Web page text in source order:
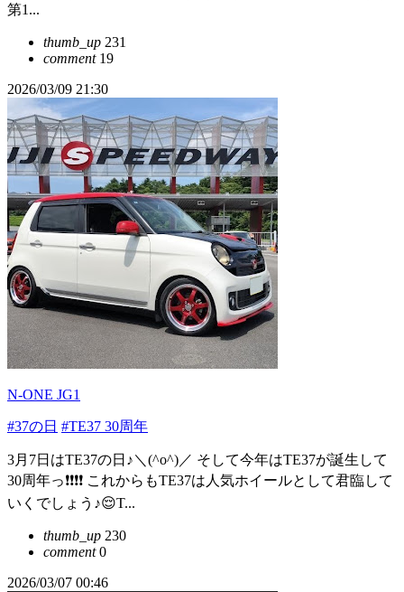
第1...
thumb_up 231
comment19
2026/03/09 21:30
N-ONE JG1
#37の日 #TE37 30周年
3月7日はTE37の日♪＼(^o^)／ そして今年はTE37が誕生して
30周年っ❗❗❗❗ これからもTE37は人気ホイールとして君臨して
いくでしょう♪😌T...
thumb_up 230
comment0
2026/03/07 00:46